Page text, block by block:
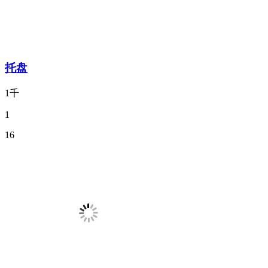
托盘
1千
1
16